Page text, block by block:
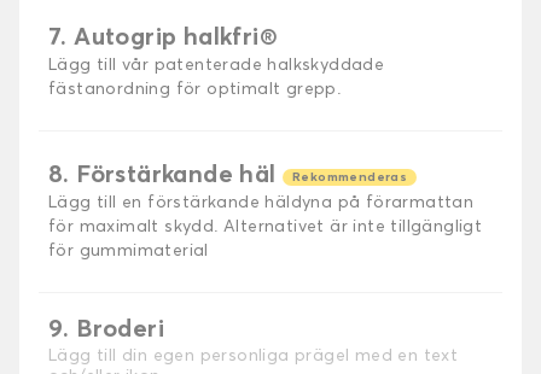
7. Autogrip halkfri®
Lägg till vår patenterade halkskyddade
fästanordning för optimalt grepp.
8. Förstärkande häl Rekommenderas
Lägg till en förstärkande häldyna på förarmattan
för maximalt skydd. Alternativet är inte tillgängligt
för gummimaterial
9. Broderi
Lägg till din egen personliga prägel med en text